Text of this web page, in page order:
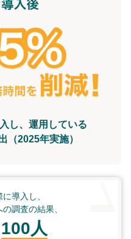
し、運用している
（2025年実施）
導入し、
調査の結果、
100人